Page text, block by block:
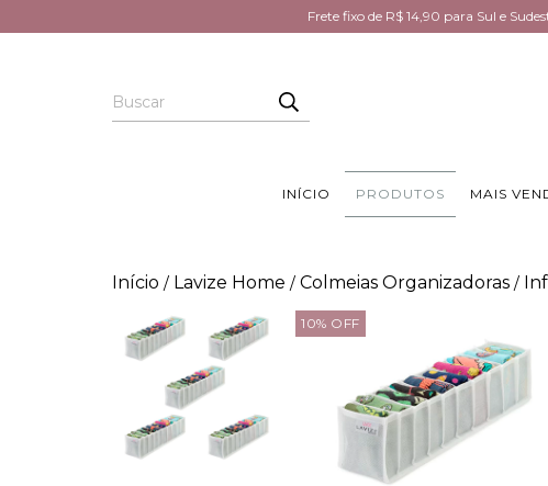
Frete fixo de R$ 14,90 para Sul e
INÍCIO PRODUTOS MAIS
Início / Lavize Home / Colmeias Organizadoras /
10% OFF